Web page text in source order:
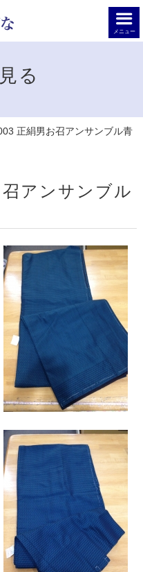
メニュー
る
正絹男お召アンサンブル青
アンサンブル